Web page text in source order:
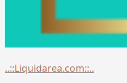
Menu
..::Liquidarea.com::..